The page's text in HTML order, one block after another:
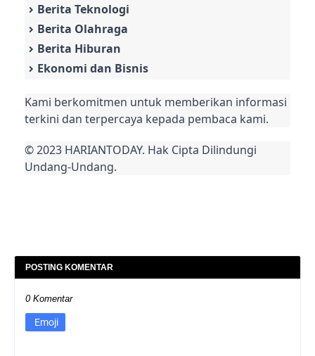
Berita Teknologi
Berita Olahraga
Berita Hiburan
Ekonomi dan Bisnis
Kami berkomitmen untuk memberikan informasi
terkini dan terpercaya kepada pembaca kami.
© 2023 HARIANTODAY. Hak Cipta Dilindungi
Undang-Undang.
POSTING KOMENTAR
0 Komentar
Emoji